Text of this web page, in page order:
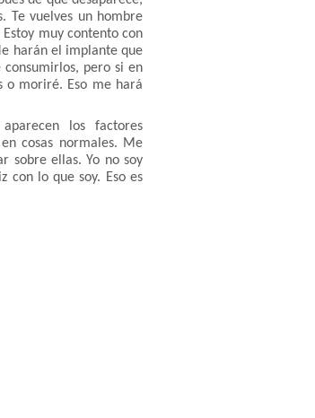
Te vuelves un hombre
muy contento con
harán el implante que
pero si en
o moriré. Eso me hará
los factores
cosas normales. Me
sobre ellas. Yo no soy
con lo que soy. Eso es